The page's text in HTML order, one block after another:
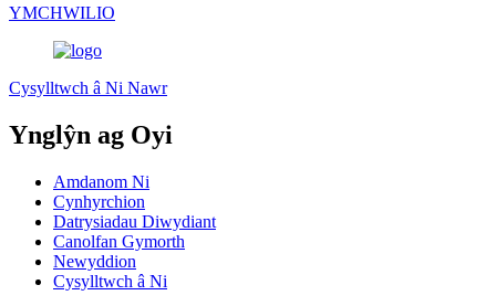
YMCHWILIO
Cysylltwch â Ni Nawr
Ynglŷn ag Oyi
Amdanom Ni
Cynhyrchion
Datrysiadau Diwydiant
Canolfan Gymorth
Newyddion
Cysylltwch â Ni